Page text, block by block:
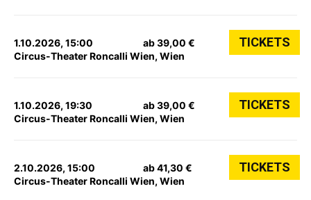
1.10.2026, 15:00
Circus-Theater Roncalli Wien, Wien
ab 39,00 € TICKETS
1.10.2026, 19:30
Circus-Theater Roncalli Wien, Wien
ab 39,00 € TICKETS
2.10.2026, 15:00
Circus-Theater Roncalli Wien, Wien
ab 41,30 € TICKETS